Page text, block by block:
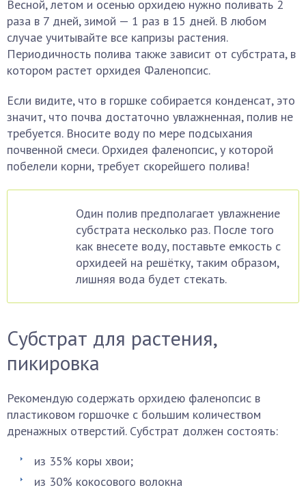
Весной, летом и осенью орхидею нужно поливать 2
раза в 7 дней, зимой — 1 раз в 15 дней. В любом
случае учитывайте все капризы растения.
Периодичность полива также зависит от субстрата, в
котором растет орхидея Фаленопсис.
Если видите, что в горшке собирается конденсат, это
значит, что почва достаточно увлажненная, полив не
требуется. Вносите воду по мере подсыхания
почвенной смеси. Орхидея фаленопсис, у которой
побелели корни, требует скорейшего полива!
Один полив предполагает увлажнение
субстрата несколько раз. После того
как внесете воду, поставьте емкость с
орхидеей на решётку, таким образом,
лишняя вода будет стекать.
Субстрат для растения,
пикировка
Рекомендую содержать орхидею фаленопсис в
пластиковом горшочке с большим количеством
дренажных отверстий. Субстрат должен состоять:
из 35% коры хвои;
из 30% кокосового волокна